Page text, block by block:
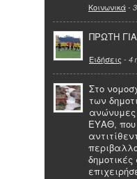
Κοινωνικά-
ΠΡΩΤΗ
Ειδήσεις - 4
Στο
των
ανώνυμες
ΕΥΑΘ, που